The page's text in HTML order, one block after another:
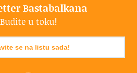
Bastabalkana
Budite u toku!
se na listu sada!